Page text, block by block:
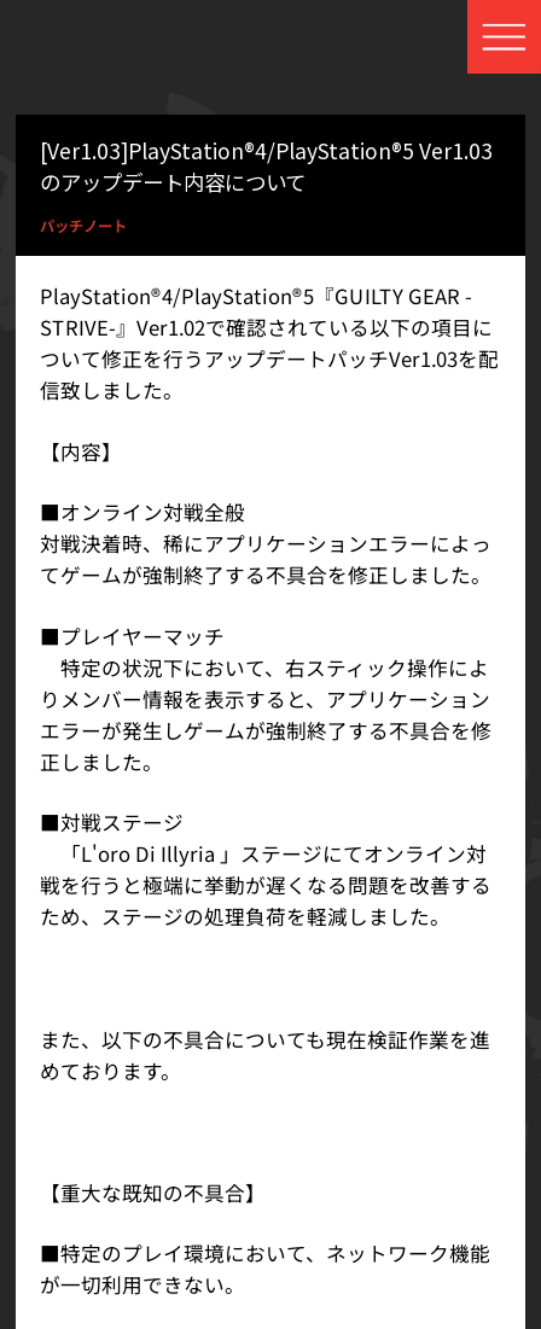
[Ver1.03]PlayStation®4/PlayStation®5 Ver1.03
のアップデート内容について
パッチノート
PlayStation®4/PlayStation®5『GUILTY GEAR -
STRIVE-』Ver1.02で確認されている以下の項目に
ついて修正を行うアップデートパッチVer1.03を配
信致しました。
【内容】
■オンライン対戦全般
対戦決着時、稀にアプリケーションエラーによっ
てゲームが強制終了する不具合を修正しました。
■プレイヤーマッチ
特定の状況下において、右スティック操作によ
りメンバー情報を表示すると、アプリケーション
エラーが発生しゲームが強制終了する不具合を修
正しました。
■対戦ステージ
「L'oro Di Illyria 」ステージにてオンライン対
戦を行うと極端に挙動が遅くなる問題を改善する
ため、ステージの処理負荷を軽減しました。
また、以下の不具合についても現在検証作業を進
めております。
【重大な既知の不具合】
■特定のプレイ環境において、ネットワーク機能
が一切利用できない。